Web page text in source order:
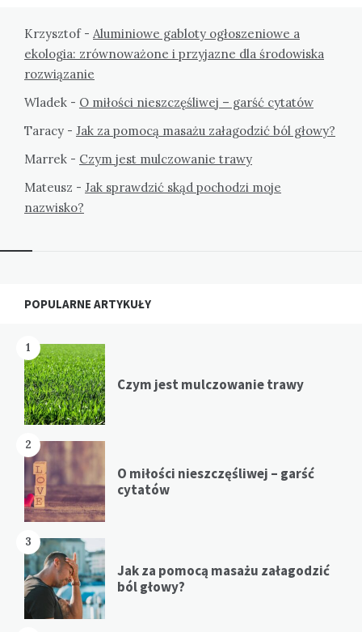
Krzysztof- Aluminiowe gabloty ogłoszeniowe a
ekologia: zrównoważone i przyjazne dla środowiska
rozwiązanie
Wladek - O miłości nieszczęśliwej – garść cytatów
Taracy - Jak za pomocą masażu załagodzić ból głowy?
Marrek - Czym jest mulczowanie trawy
Mateusz - Jak sprawdzić skąd pochodzi moje
nazwisko?
Widgets
POPULARNE ARTYKUŁY
1
Czym jest mulczowanie trawy
2
O miłości nieszczęśliwej – garść
cytatów
3
Jak za pomocą masażu załagodzić
ból głowy?